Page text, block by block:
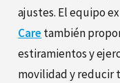
ajustes. El equipo
Care también
estiramientos y
movilidad y reducir